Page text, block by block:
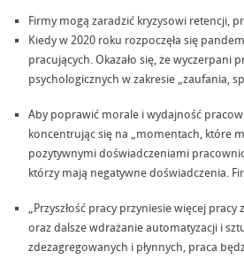
Firmy mogą zaradzić kryzysowi retencji,
Kiedy w 2020 roku rozpoczęła się
pracujących. Okazało się, że
psychologicznych w zakresie „zaufania,
Aby poprawić morale i wydajność
koncentrując się na „momentach, które
pozytywnymi doświadczeniami
którzy mają negatywne doświadczenia.
„Przyszłość pracy przyniesie więcej
oraz dalsze wdrażanie automatyzacji i
zdezagregowanych i płynnych, praca